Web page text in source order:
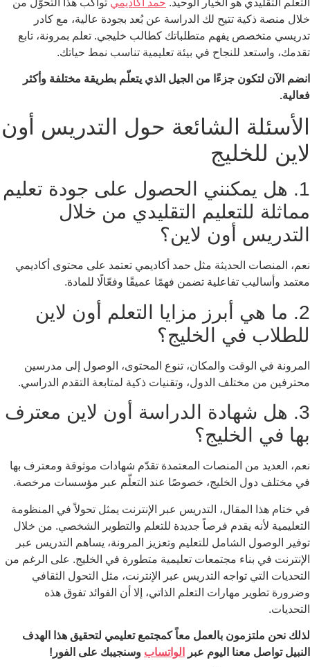
خلال منصة ذكية تتيح لك الدراسة عن بُعد بجودة عالية، مع كادر
تدريسي متخصص يفهم متطلباتك كطالب خليجي. تعلم بمرونة، تابع
تقدمك، واستعد للنجاح في بيئة تعليمية تناسب نمط حياتك.
انضم الآن لتكون جزءًا من الجيل الذي يتعلّم بطريقة مختلفة وأكثر
فعالية.
الأسئلة الشائعة حول التدريس أون
لاين للخليج
1. هل يمكنني الحصول على جودة تعليم
مماثلة للتعليم التقليدي من خلال
التدريس أون لاين؟
نعم، المنصات الحديثة مثل حمد أكاديمي تعتمد على محتوى أكاديمي
معتمد وأساليب تفاعلية تضمن فهمًا عميقًا وفعّالًا للمادة.
2. ما هي أبرز مزايا التعلم أون لاين
للطلاب في الخليج؟
المرونة في الوقت والمكان، تنوع المحتوى، الوصول إلى مدرسين
محترفين من مختلف الدول، وتقنيات ذكية لمتابعة التقدم الدراسي.
3. هل شهادة الدراسة أون لاين معترف
بها في الخليج؟
نعم، العديد من المنصات المعتمدة تقدّم شهادات موثوقة ومعترف بها
في مختلف دول الخليج، خصوصًا عند التعلّم عبر مؤسسات مرخصة.
في ختام هذا المقال، التدريس عبر الإنترنت يمثل تحولاً في المنظومة
التعليمية لأنه يقدم فرصاً جديدة للتعلم والتطوير الشخصي. من خلال
توفير الوصول الشامل للتعليم وتعزيز المرونة، يساهم التدريس عبر
الإنترنت في بناء مجتمعات تعليمية متطورة في الخليج. على الرغم من
التحديات التي تواجه التدريس عبر الإنترنت، مثل التحول الثقافي
وضرورة تطوير مهارات التعلم الذاتي، إلا أن الفوائد تفوق هذه
التحديات.
لذلك نحن ملتزمون بالعمل معاً كمجتمع تعليمي لتحقيق هذا الهدف
النبيل تواصل معنا اليوم عبر
الواتساب وسنجيبك على الفور!